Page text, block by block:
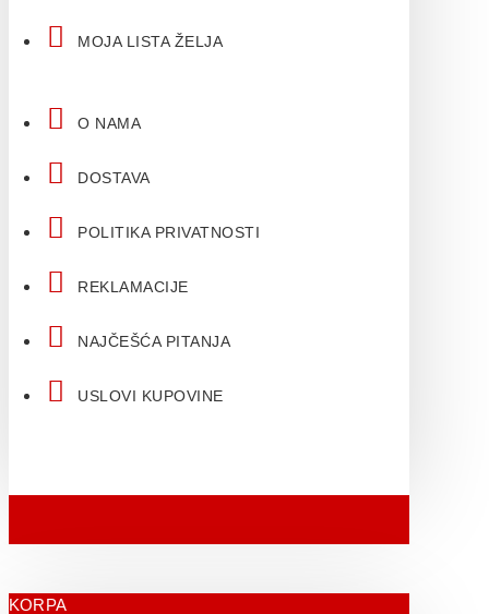
MOJA LISTA ŽELJA
O NAMA
DOSTAVA
POLITIKA PRIVATNOSTI
REKLAMACIJE
NAJČEŠĆA PITANJA
USLOVI KUPOVINE
KORPA